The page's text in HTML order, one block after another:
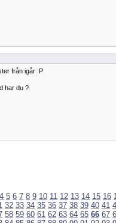
från igår :P
har du ?
4 5 6 7 8 9 10 11 12 13 14 15 16
32 33 34 35 36 37 38 39 40 41
58 59 60 61 62 63 64 65 66 67